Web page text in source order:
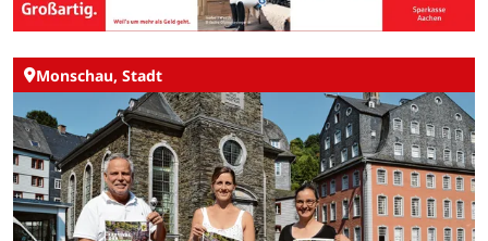
Monschau, Stadt